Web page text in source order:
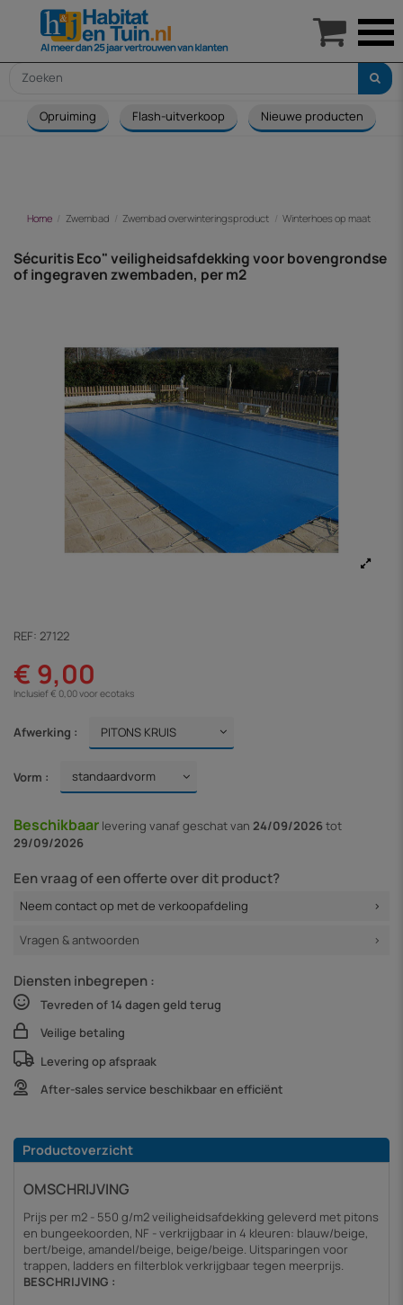
Opruiming Flash-uitverkoop Nieuwe producten
Home Zwembad Zwembad overwinteringsproduct Winterhoes op maat
Sécuritis Eco" veiligheidsafdekking voor bovengrondse
of ingegraven zwembaden, per m2
REF: 27122
€ 9,00
Inclusief € 0,00 voor ecotaks
Afwerking :
Vorm :
Beschikbaar levering vanafgeschat van 24/09/2026tot
29/09/2026
Een vraag of een offerte over dit product?
Neem contact op met de verkoopafdeling
Vragen & antwoorden
Diensten inbegrepen :
Tevreden of 14 dagen geld terug
Veilige betaling
Levering op afspraak
After-sales service beschikbaar en efficiënt
Productoverzicht
OMSCHRIJVING
Prijs per m2 - 550 g/m2 veiligheidsafdekking geleverd met pitons
en bungeekoorden, NF - verkrijgbaar in 4 kleuren: blauw/beige,
bert/beige, amandel/beige, beige/beige. Uitsparingen voor
trappen, ladders en filterblok verkrijgbaar tegen meerprijs.
BESCHRIJVING :
